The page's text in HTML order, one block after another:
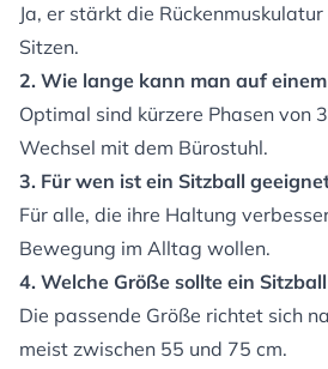
Ja, er stärkt die
Sitzen.
2. Wie lange kann man auf
Optimal sind kürzere Phasen von
Wechsel mit dem Bürostuhl.
3. Für wen ist ein Sitzball
Für alle, die ihre Haltung
Bewegung im Alltag wollen.
4. Welche Größe sollte ein
Die passende Größe richtet sich
meist zwischen 55 und 75 cm.